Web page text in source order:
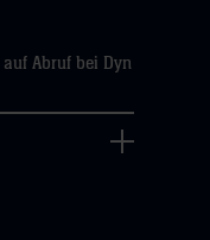
Abruf bei Dyn